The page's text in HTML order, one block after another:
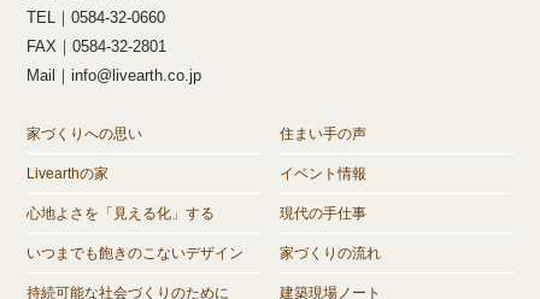
TEL｜0584-32-0660
FAX｜0584-32-2801
Mail｜info@livearth.co.jp
家づくりへの思い
Livearthの家
心地よさを「見える化」する
いつまでも飽きのこないデザイン
持続可能な社会づくりのために
住まい手の声
イベント情報
現代の手仕事
家づくりの流れ
建築現場ノート